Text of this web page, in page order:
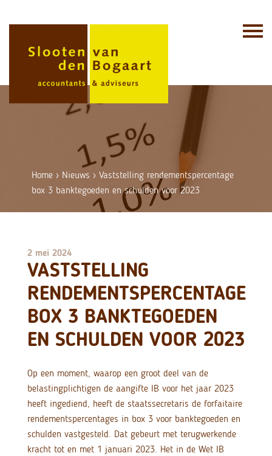
Home › Nieuws ›Vaststelling rendementspercentage
box 3 banktegoeden en schulden voor 2023
2 mei 2024
VASTSTELLING
RENDEMENTSPERCENTAGE
BOX 3 BANKTEGOEDEN
EN SCHULDEN VOOR 2023
Op een moment, waarop een groot deel van de
belastingplichtigen de aangifte IB voor het jaar 2023
heeft ingediend, heeft de staatssecretaris de forfaitaire
rendementspercentages in box 3 voor banktegoeden en
schulden vastgesteld. Dat gebeurt met terugwerkende
kracht tot en met 1 januari 2023. Het in de Wet IB